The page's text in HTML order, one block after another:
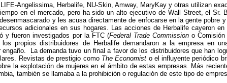
Angelissima, Herbalife, NU-Skin, Amway, MaryKay y otras utilizan
en el mercado, pero ha sido un alto ejecutivo de Wall Street, el Sr.
y les acusa directamente de enfocarse en la gente pobre
adicionales en sus hogares. Las acciones de Herbalife cayeron
y fueron investigados por la FTC (Federal Trade Commissiono Comisión
propios distribuidores de Herbalife demandaron a la empresa en
La demanda tuvo un final a favor de los distribuidores que han
Revistas de prestigio como The Economist o el influyente periódico
la explotación de mujeres en el ámbito de estas empresas. Más
también se llamaba a la prohibición o regulación de este tipo de